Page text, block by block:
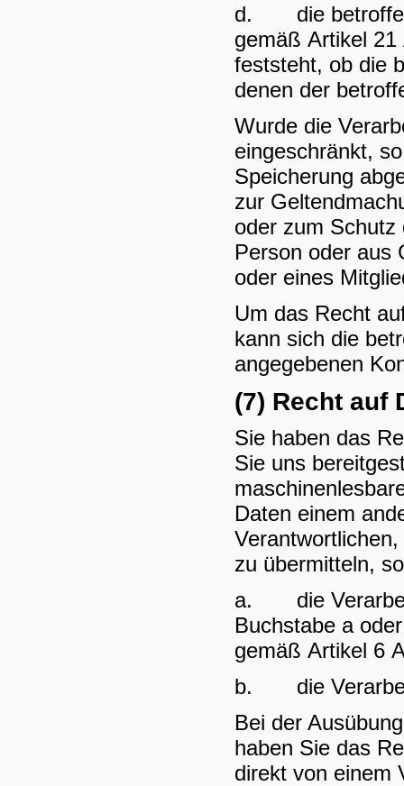
d. die
gemäß Artikel
feststeht, ob die
denen der
Wurde die
eingeschränkt,
Speicherung
zur
oder zum Schutz
Person oder aus
oder eines
Um das Recht
kann sich die
angegebenen
(7) Recht auf
Sie haben das
Sie uns
Daten einem
zu übermitteln,
a. die
Buchstabe a
gemäß Artikel 6
b. die
Bei der
haben Sie das
direkt von einem